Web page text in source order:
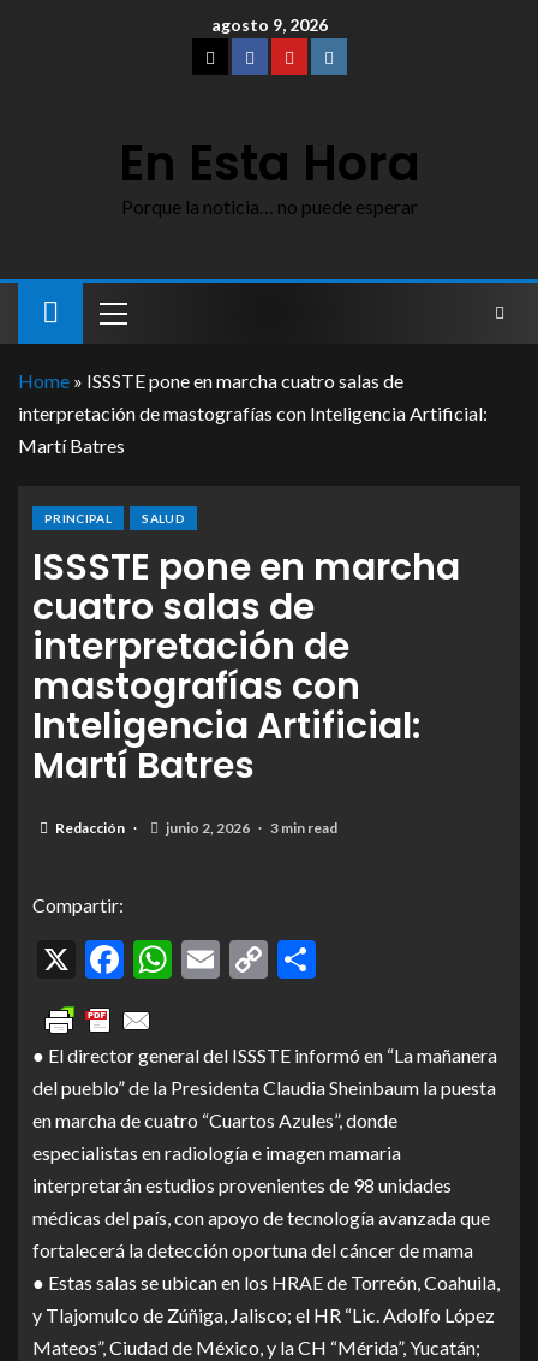
agosto 9, 2026
En Esta Hora
Porque la noticia… no puede esperar
Home » ISSSTE pone en marcha cuatro salas de
interpretación de mastografías con Inteligencia Artificial:
Martí Batres
PRINCIPAL SALUD
ISSSTE pone en marcha
cuatro salas de
interpretación de
mastografías con
Inteligencia Artificial:
Martí Batres
Redacción junio 2, 2026 3 min read
Compartir:
X Facebook
WhatsApp
Email
Copy
● El director general del ISSSTE informó en “La mañanera
del pueblo” de la Presidenta Claudia Sheinbaum la puesta
en marcha de cuatro “Cuartos Azules”, donde
especialistas en radiología e imagen mamaria
interpretarán estudios provenientes de 98 unidades
médicas del país, con apoyo de tecnología avanzada que
fortalecerá la detección oportuna del cáncer de mama
● Estas salas se ubican en los HRAE de Torreón, Coahuila,
y Tlajomulco de Zúñiga, Jalisco; el HR “Lic. Adolfo López
Mateos”, Ciudad de México, y la CH “Mérida”, Yucatán;